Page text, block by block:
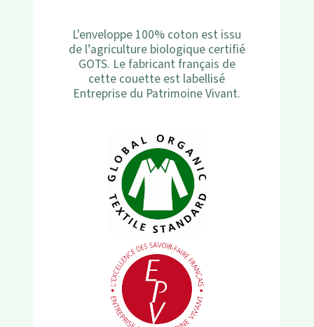
L'enveloppe 100% coton est issu
de l’agriculture biologique certifié
GOTS. Le fabricant français de
cette couette est labellisé
Entreprise du Patrimoine Vivant.